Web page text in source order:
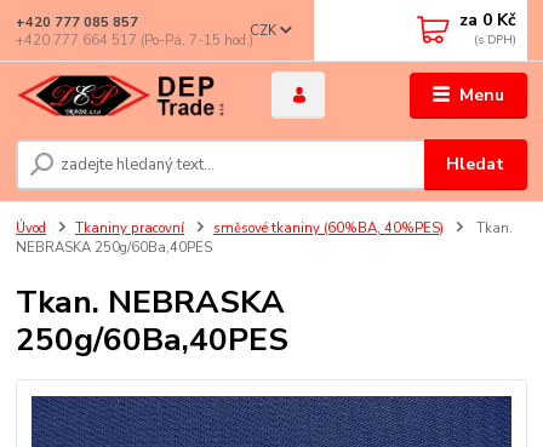
Menu
CZK
Hledat
+420 777 085 857
+420 777 664 517 (Po-Pá, 7-15 hod.)
za 0 Kč
Úvod Tkaniny pracovní směsové tkaniny (60%BA, 40%PES)
Tkan.
NEBRASKA 250g/60Ba,40PES
Tkan. NEBRASKA
250g/60Ba,40PES